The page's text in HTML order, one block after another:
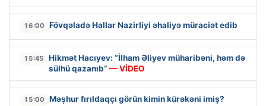
16:00 Fövqəladə Hallar Nazirliyi əhaliyə müraciət edib
15:45
Hikmət Hacıyev: “İlham Əliyev müharibəni, həm də
sülhü qazanıb” — VİDEO
15:00 Məşhur fırıldaqçı görün kimin kürəkəni imiş?